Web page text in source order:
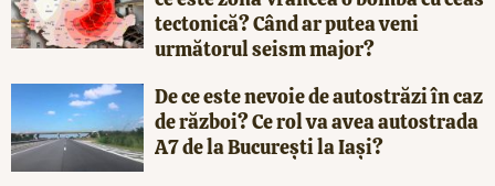
tectonică? Când ar putea veni
următorul seism major?
De ce este nevoie de autostrăzi în caz
de război? Ce rol va avea autostrada
A7 de la București la Iași?